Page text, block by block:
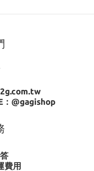
@gagishop
費用